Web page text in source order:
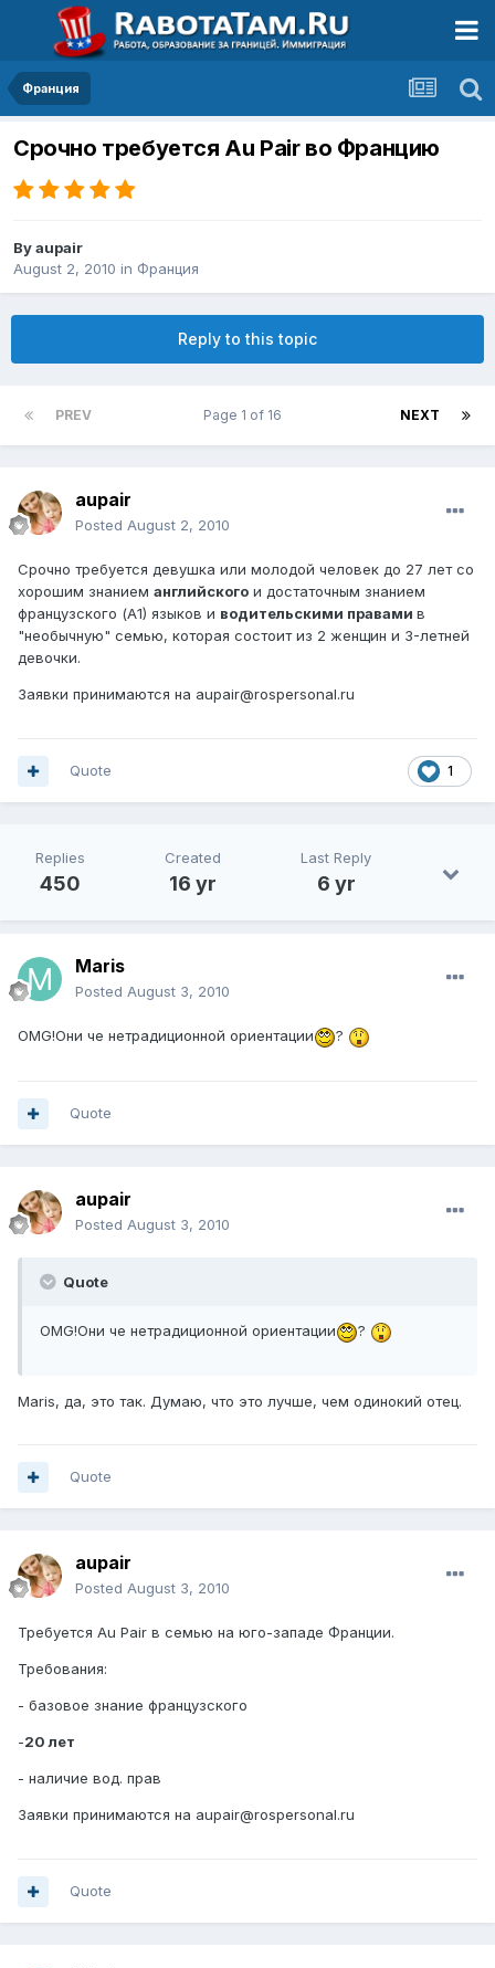
Франция
Срочно требуется Au Pair во Францию
Byaupair
August 2, 2010 in Франция
Reply to this topic
PREV NEXT
Page 1 of 16
aupair
Posted August 2, 2010
Срочно требуется девушка или молодой человек до 27 лет со
хорошим знанием английского и достаточным знанием
французского (А1) языков и водительскими правами в
"необычную" семью, которая состоит из 2 женщин и 3-летней
девочки.
Заявки принимаются на aupair@rospersonal.ru
1
Quote
Replies
450
Created
16 yr
Last Reply
6 yr
Maris
Posted August 3, 2010
OMG!Они че нетрадиционной ориентации ?
Quote
aupair
Posted August 3, 2010
Quote
OMG!Они че нетрадиционной ориентации ?
Maris, да, это так. Думаю, что это лучше, чем одинокий отец.
Quote
aupair
Posted August 3, 2010
Требуется Au Pair в семью на юго-западе Франции.
Требования:
- базовое знание французского
-20 лет
- наличие вод. прав
Заявки принимаются на aupair@rospersonal.ru
Quote